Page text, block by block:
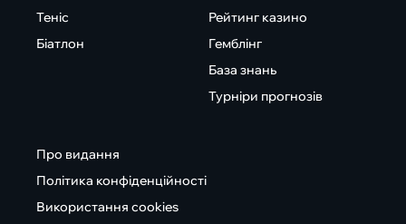
Теніс
Біатлон
Рейтинг казино
Гемблінг
База знань
Турніри прогнозів
Про видання
Політика конфіденційності
Використання cookies